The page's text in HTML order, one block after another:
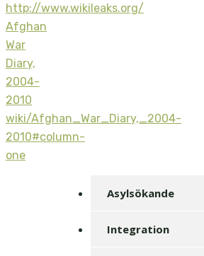
http://www.wikileaks.org/
Afghan
War
Diary,
2004-
2010
wiki/Afghan_War_Diary,_2004-
2010#column-
one
Asylsökande
Integration